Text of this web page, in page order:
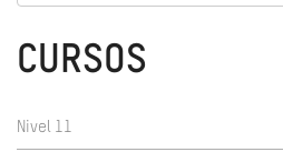
CURSOS
Nivel 11